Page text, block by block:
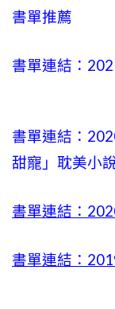
書單推薦
書單連結：
書單連結：
甜寵」耽美小
書單連結：
書單連結：